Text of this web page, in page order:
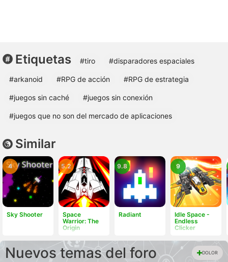
Etiquetas #tiro #disparadores espaciales
#arkanoid #RPG de acción #RPG de estrategia
#juegos sin caché #juegos sin conexión
#juegos que no son del mercado de aplicaciones
Similar
Sky Shooter
4
Space
Warrior: The
Origin
5.2
Radiant
9.8
Idle Space -
Endless
Clicker
9
Nuevos temas del foro DOLOR